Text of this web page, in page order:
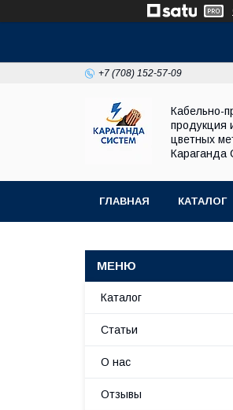
+7 (708) 152-57-09
Кабельно-
продукция
цветных
Караганда
ГЛАВНАЯ КАТАЛОГ
Каталог
Статьи
О нас
Отзывы